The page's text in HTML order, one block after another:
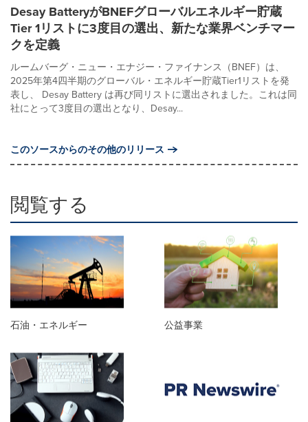
Desay BatteryがBNEFグローバルエネルギー貯蔵
Tier 1リストに3度目の選出、新たな業界ベンチマー
クを定義
ルームバーグ・ニュー・エナジー・ファイナンス（BNEF）は、
2025年第4四半期のグローバル・エネルギー貯蔵Tier1リストを発
表し、 Desay Battery は再び同リストに選出されました。これは同
社にとって3度目の選出となり、Desay...
このソースからのその他のリリース
閲覧する
石油・エネルギー 公益事業